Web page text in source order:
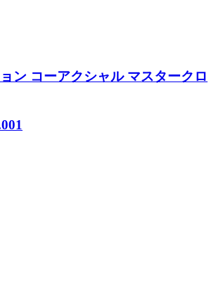
ン コーアクシャル マスタークロ